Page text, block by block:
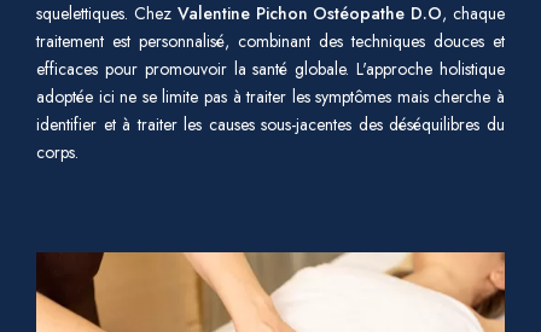
squelettiques. Chez Valentine Pichon Ostéopathe D.O, chaque
traitement est personnalisé, combinant des techniques douces et
efficaces pour promouvoir la santé globale. L'approche holistique
adoptée ici ne se limite pas à traiter les symptômes mais cherche à
identifier et à traiter les causes sous-jacentes des déséquilibres du
corps.